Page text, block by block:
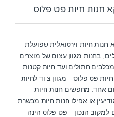
חנות חיות פט פלוס
חנות חיות וירטואלית שפועלת
בחנות מגוון עצום של מוצרים
חתולים ועד חיות קטנות
פט פלוס – מגוון ציוד לחיות
אחד. מחפשים חנות חיות
או אפילו חנות חיות מבשרת
למקום הנכון – פט פלוס הינה